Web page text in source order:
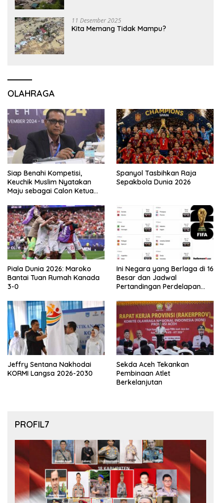
11 Desember 2025
Kita Memang Tidak Mampu?
OLAHRAGA
Siap Benahi Kompetisi,
Keuchik Muslim Nyatakan
Maju sebagai Calon Ketua
Spanyol Tasbihkan Raja
Sepakbola Dunia 2026
Piala Dunia 2026: Maroko
Bantai Tuan Rumah Kanada
3-0
Ini Negara yang Berlaga di 16
Besar dan Jadwal
Pertandingan Perdelapan
Jeffry Sentana Nakhodai
KORMI Langsa 2026-2030
Sekda Aceh Tekankan
Pembinaan Atlet
Berkelanjutan
PROFIL7